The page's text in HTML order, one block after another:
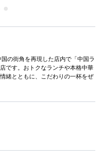
の街角を再現した店内で「中国ラ
です。おトクなランチや本格中華
緒とともに、こだわりの一杯をぜ